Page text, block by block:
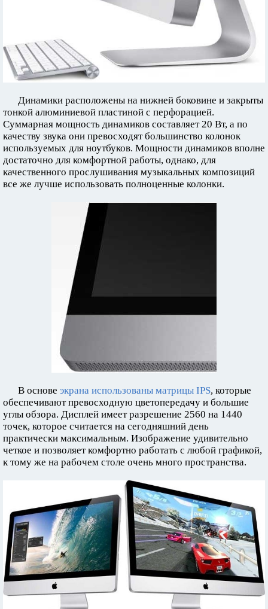
Динамики расположены на нижней боковине и закрыты
тонкой алюминиевой пластиной с перфорацией.
Суммарная мощность динамиков составляет 20 Вт, а по
качеству звука они превосходят большинство колонок
используемых для ноутбуков. Мощности динамиков вполне
достаточно для комфортной работы, однако, для
качественного прослушивания музыкальных композиций
все же лучше использовать полноценные колонки.
В основе экрана использованы матрицы IPS, которые
обеспечивают превосходную цветопередачу и большие
углы обзора. Дисплей имеет разрешение 2560 на 1440
точек, которое считается на сегодняшний день
практически максимальным. Изображение удивительно
четкое и позволяет комфортно работать с любой графикой,
к тому же на рабочем столе очень много пространства.